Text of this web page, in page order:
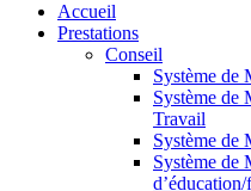
Accueil
Prestations
Conseil
Système de
Système de
Travail
Système de
Système de